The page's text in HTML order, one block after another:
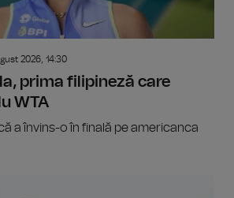
2026, 14:30
prima filipineză care
WTA
a învins-o în finală pe americanca